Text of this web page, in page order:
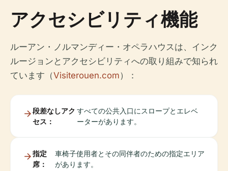
アクセシビリティ機能
ルーアン・ノルマンディー・オペラハウスは、インク
ルージョンとアクセシビリティへの取り組みで知られ
ています（Visiterouen.com）：
段差なしアク
セス：
すべての公共入口にスロープとエレベ
ーターがあります。
指定
席：
車椅子使用者とその同伴者のための指定エリア
があります。